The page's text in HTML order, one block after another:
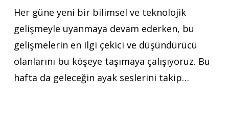
Her güne yeni bir bilimsel ve teknolojik
gelişmeyle uyanmaya devam ederken, bu
gelişmelerin en ilgi çekici ve düşündürücü
olanlarını bu köşeye taşımaya çalışıyoruz. Bu
hafta da geleceğin ayak seslerini takip…